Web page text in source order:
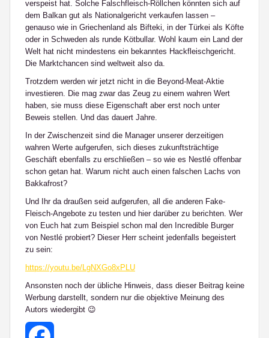
verspeist hat. Solche Falschfleisch-Röllchen könnten sich auf
dem Balkan gut als Nationalgericht verkaufen lassen –
genauso wie in Griechenland als Bifteki, in der Türkei als Köfte
oder in Schweden als runde Kötbullar. Wohl kaum ein Land der
Welt hat nicht mindestens ein bekanntes Hackfleischgericht.
Die Marktchancen sind weltweit also da.
Trotzdem werden wir jetzt nicht in die Beyond-Meat-Aktie
investieren. Die mag zwar das Zeug zu einem wahren Wert
haben, sie muss diese Eigenschaft aber erst noch unter
Beweis stellen. Und das dauert Jahre.
In der Zwischenzeit sind die Manager unserer derzeitigen
wahren Werte aufgerufen, sich dieses zukunftsträchtige
Geschäft ebenfalls zu erschließen – so wie es Nestlé offenbar
schon getan hat. Warum nicht auch einen falschen Lachs von
Bakkafrost?
Und Ihr da draußen seid aufgerufen, all die anderen Fake-
Fleisch-Angebote zu testen und hier darüber zu berichten. Wer
von Euch hat zum Beispiel schon mal den Incredible Burger
von Nestlé probiert? Dieser Herr scheint jedenfalls begeistert
zu sein:
https://youtu.be/LgNXGo8xPLU
Ansonsten noch der übliche Hinweis, dass dieser Beitrag keine
Werbung darstellt, sondern nur die objektive Meinung des
Autors wiedergibt 😉